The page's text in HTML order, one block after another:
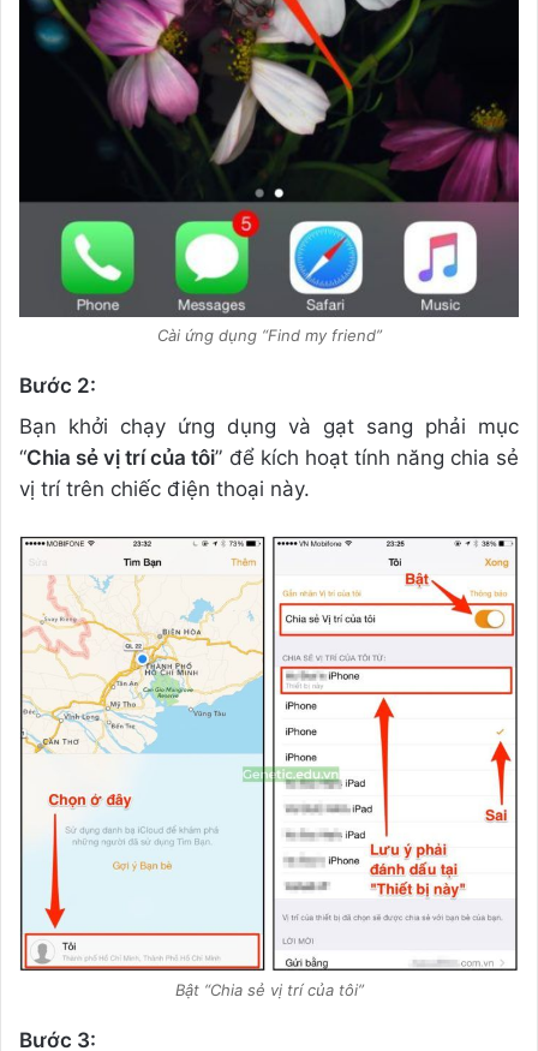
Cài ứng dụng “Find my friend”
Bước 2:
Bạn khởi chạy ứng dụng và gạt sang phải mục
“Chia sẻ vị trí của tôi” để kích hoạt tính năng chia sẻ
vị trí trên chiếc điện thoại này.
Bật “Chia sẻ vị trí của tôi”
Bước 3: